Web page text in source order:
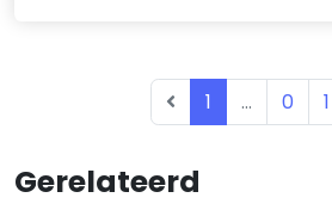
Gerelateerd
1 ... 0 1